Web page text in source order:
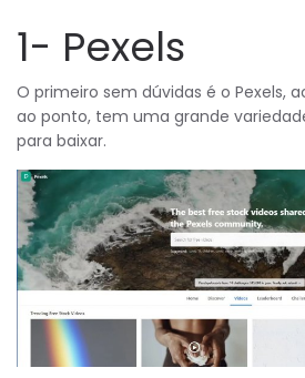
1- Pexels
O primeiro sem dúvidas é o Pexels,
ao ponto, tem uma grande
para baixar.